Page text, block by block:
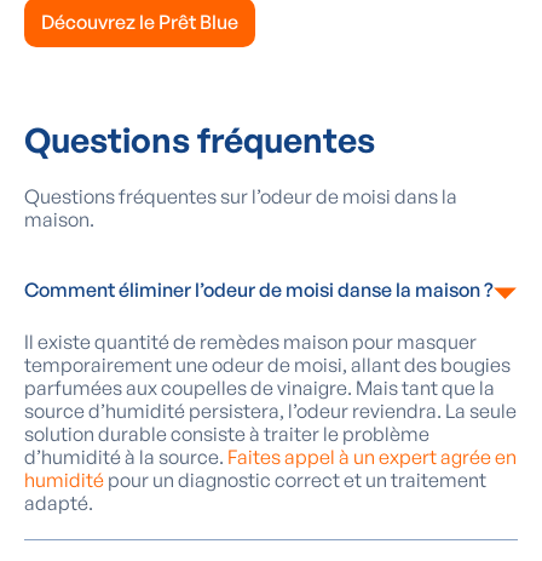
Découvrez le Prêt Blue
Questions fréquentes
Questions fréquentessur l’odeur de moisi dans la
maison.
Comment éliminer l’odeur de moisi danse la maison ?
Il existe quantité de remèdes maison pour masquer
temporairement une odeur de moisi, allant des bougies
parfumées aux coupelles de vinaigre. Mais tant que la
source d’humidité persistera, l’odeur reviendra. La seule
solution durable consiste à traiter le problème
d’humidité à la source. Faites appel à un expert agrée en
humidité pour un diagnostic correct et un traitement
adapté.